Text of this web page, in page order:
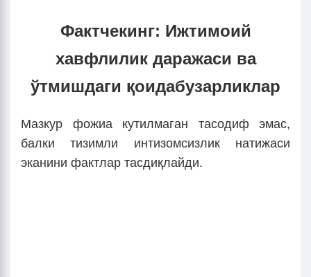
Фактчекинг: Ижтимоий
хавфлилик даражаси ва
ўтмишдаги қоидабузарликлар
Мазкур фожиа кутилмаган тасодиф эмас,
балки тизимли интизомсизлик натижаси
эканини фактлар тасдиқлайди.